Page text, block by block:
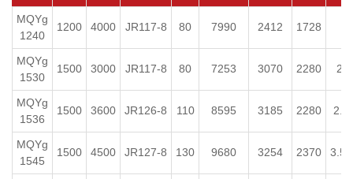
MQYg
1240
1200 4000 JR117-8 80 7990 2412 1728
MQYg
1530
1500 3000 JR117-8 80 7253 3070 2280
MQYg
1536
1500 3600 JR126-8 110 8595 3185 2280 2.8
MQYg
1545
1500 4500 JR127-8 130 9680 3254 2370